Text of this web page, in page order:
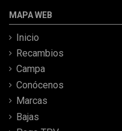
MAPA WEB
Inicio
Recambios
Campa
Conócenos
Marcas
Bajas